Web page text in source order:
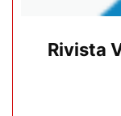
Rivista